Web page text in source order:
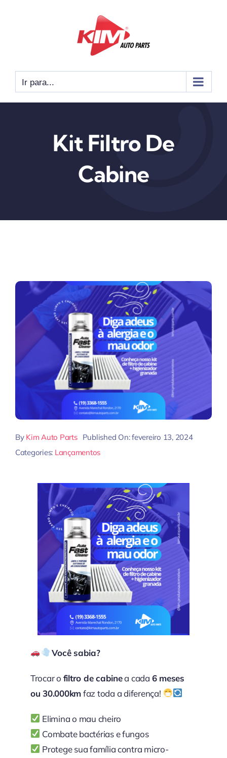
Ir para...
Kit Filtro De
Cabine
By Kim Auto Parts Published On: fevereiro 13, 2024
Categories: Lançamentos
Você sabia?
Trocar o filtro de cabinea cada 6 meses
ou 30.000kmfaz toda a diferença!
Elimina o mau cheiro
Combate bactérias e fungos
Protege sua família contra micro-